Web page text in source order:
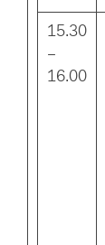
15.30
–
16.00